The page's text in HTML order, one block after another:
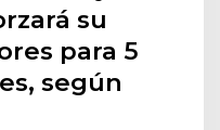
su
para 5
según